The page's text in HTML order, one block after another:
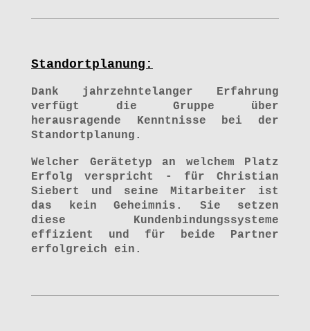
Standortplanung:
Dank jahrzehntelanger Erfahrung
verfügt die Gruppe über
herausragende Kenntnisse bei der
Standortplanung.
Welcher Gerätetyp an welchem Platz
Erfolg verspricht - für Christian
Siebert und seine Mitarbeiter ist
das kein Geheimnis. Sie setzen
diese Kundenbindungssysteme
effizient und für beide Partner
erfolgreich ein.